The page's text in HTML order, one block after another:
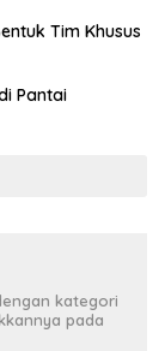
Tim Khusus
Pantai
kategori
pada